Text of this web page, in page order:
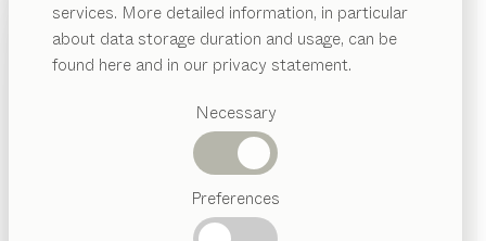
services. More detailed information, in particular
about data storage duration and usage, can be
found here and in our privacy statement.
Necessary
Preferences
Catégories
suggérées
INSPIRATION
QUI SOMMES-NOUS
REVENDEUR